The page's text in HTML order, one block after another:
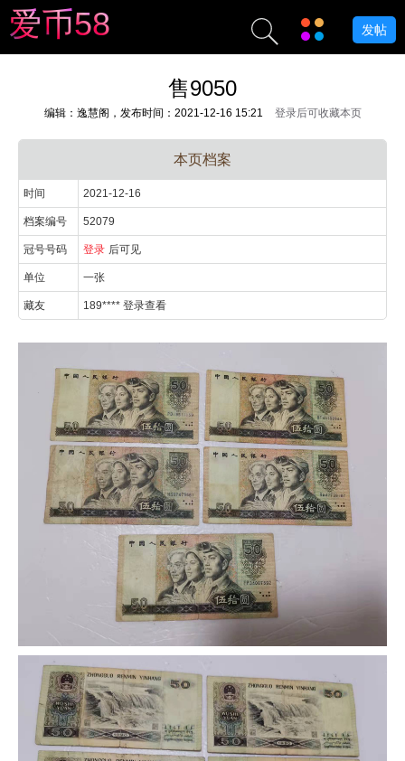
爱币58 发帖
售9050
编辑：逸慧阁，发布时间：2021-12-16 15:21 登录后可收藏本页
本页档案
时间 2021-12-16
档案编号 52079
冠号号码 登录 后可见
单位 一张
藏友 189**** 登录查看